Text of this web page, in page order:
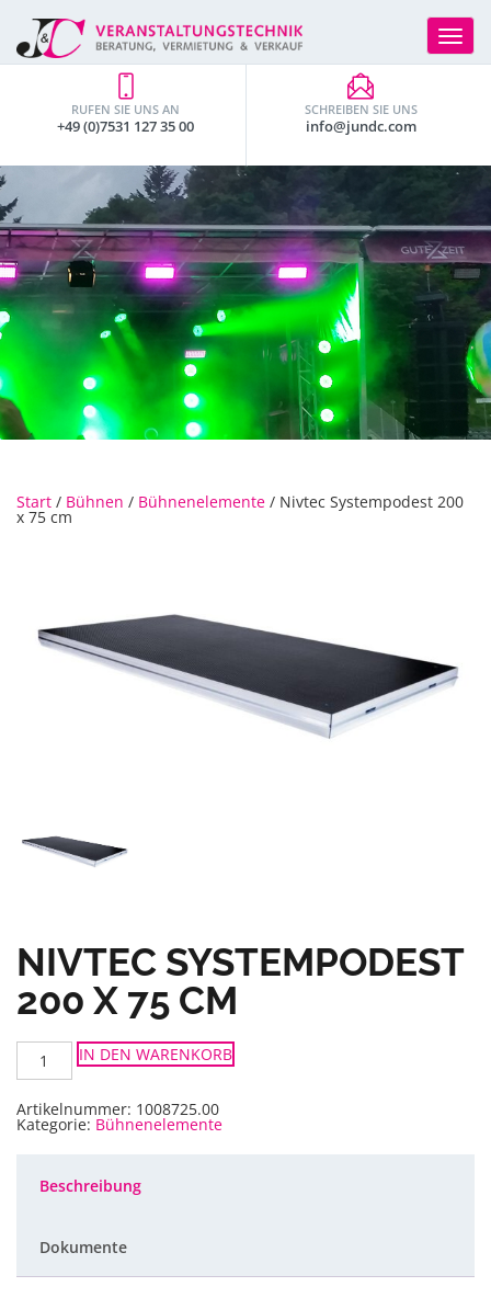
Toggle
SCHREIBEN SIE UNS
info@jundc.com
RUFEN SIE UNS AN
+49 (0)7531 127 35 00
Start / Bühnen / Bühnenelemente / Nivtec Systempodest 200
x 75 cm
NIVTEC SYSTEMPODEST
200 X 75 CM
Nivtec
Systempodest
200
75
cm
Menge
IN DEN WARENKORB
Artikelnummer: 1008725.00
Kategorie: Bühnenelemente
Beschreibung
Dokumente